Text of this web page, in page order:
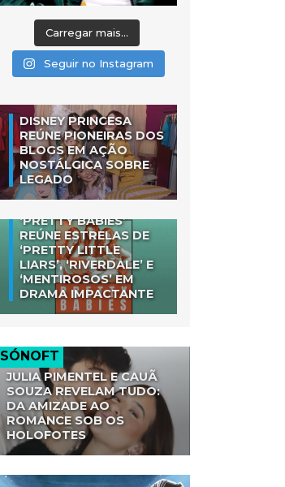
Carregar mais...
Seguir no Instagram
DISNEY PRINCESA
REÚNE PIONEIRAS DOS
BLOGS EM AÇÃO
NOSTÁLGICA SOBRE
LEGADO
‘PRETTY BABIES’
REÚNE ESTRELAS DE
‘PRETTY LITTLE
LIARS’, ‘RIVERDALE’ E
‘MENTIROSOS’ EM
DRAMA IMPACTANTE
SÓNOFT
JULIA PIMENTEL E CAUÃ
SOUZA REVELAM TUDO:
DA AMIZADE AO
ROMANCE SOB OS
HOLOFOTES